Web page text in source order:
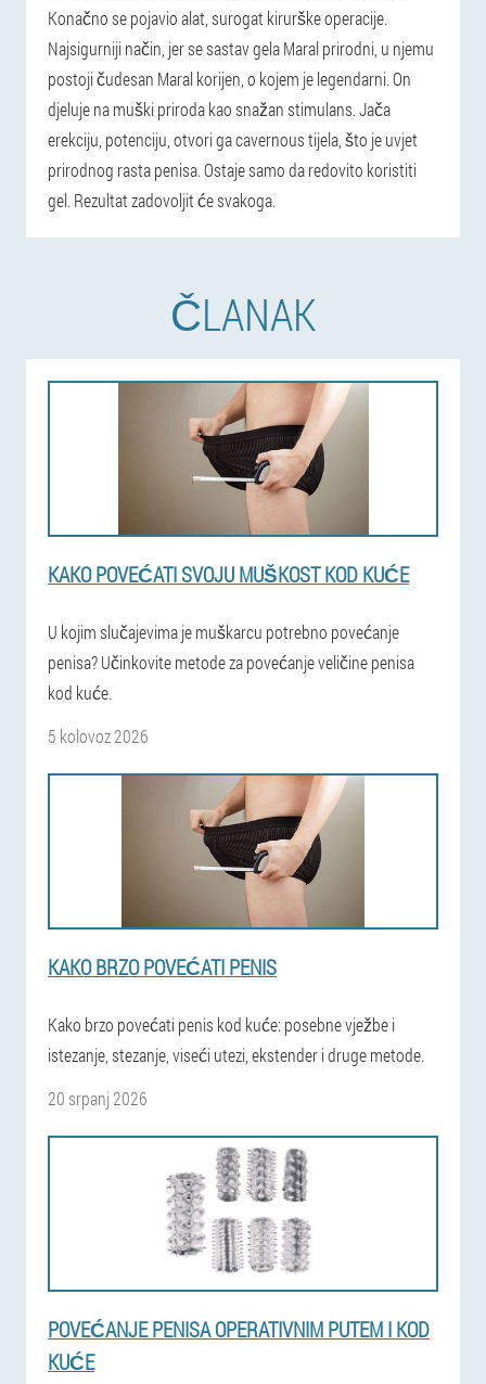
Konačno se pojavio alat, surogat kirurške operacije.
Najsigurniji način, jer se sastav gela Maral prirodni, u njemu
postoji čudesan Maral korijen, o kojem je legendarni. On
djeluje na muški priroda kao snažan stimulans. Jača
erekciju, potenciju, otvori ga cavernous tijela, što je uvjet
prirodnog rasta penisa. Ostaje samo da redovito koristiti
gel. Rezultat zadovoljit će svakoga.
ČLANAK
KAKO POVEĆATI SVOJU MUŠKOST KOD KUĆE
U kojim slučajevima je muškarcu potrebno povećanje
penisa? Učinkovite metode za povećanje veličine penisa
kod kuće.
5 kolovoz 2026
KAKO BRZO POVEĆATI PENIS
Kako brzo povećati penis kod kuće: posebne vježbe i
istezanje, stezanje, viseći utezi, ekstender i druge metode.
20 srpanj 2026
POVEĆANJE PENISA OPERATIVNIM PUTEM I KOD
KUĆE